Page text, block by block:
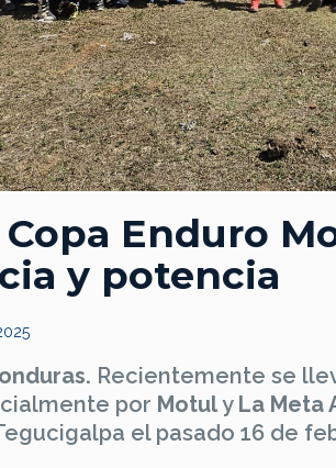
Enduro
y potencia
Recientemente se
por Motuly La Meta
el pasado 16 de